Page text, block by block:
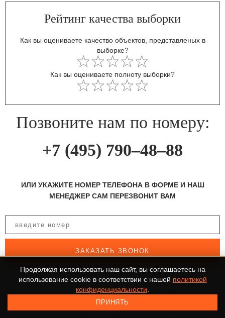
Рейтинг качества выборки
Как вы оцениваете качество объектов, представленых в
выборке?
Как вы оцениваете полноту выборки?
Позвоните нам по номеру:
+7 (495) 790–48–88
ИЛИ УКАЖИТЕ НОМЕР ТЕЛЕФОНА В ФОРМЕ И НАШ
МЕНЕДЖЕР САМ ПЕРЕЗВОНИТ ВАМ
ЗАКАЗАТЬ ЗВОНОК
Шоссе Поселок Поселок
Продолжая использовать наш сайт, вы соглашаетесь на
использование cookie в соответствии с нашей политикой
конфиденциальности
ПРИНЯТЬ